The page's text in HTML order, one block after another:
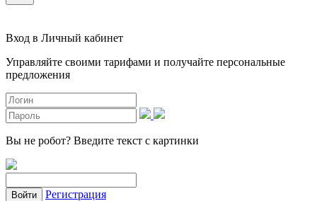
Вход в Личный кабинет
Управляйте своими тарифами и получайте персональные
предложения
Вы не робот? Введите текст с картинки
Войти
Регистрация